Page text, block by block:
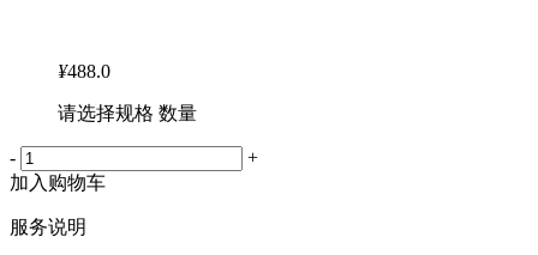
¥488.0
请选择规格 数量
-
+
加入购物车
服务说明